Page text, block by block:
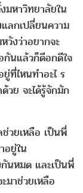
หาวิทยาลัยใน
ลกเปลี่ยนความ
งว่าอยากจะ
กันแล้วก็ดีอกดีใจ
ที่ไหนทำอะไ ร
วย จะได้รู้จักมัก
วยเหลือ เป็นพี่
อยู่ใน
นหมด และเป็นพี่
าช่วยเหลือ